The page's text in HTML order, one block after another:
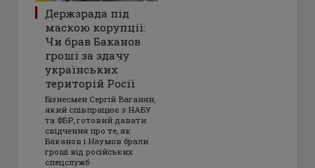
Держзрада під
маскою корупції:
Чи брав Баканов
гроші за здачу
українських
територій Росії
Бізнесмен Сергій Ваганян,
який співпрацює з НАБУ
та ФБР, готовий давати
свідчення про те, як
Баканов і Наумов брали
гроші від російських
спецслужб